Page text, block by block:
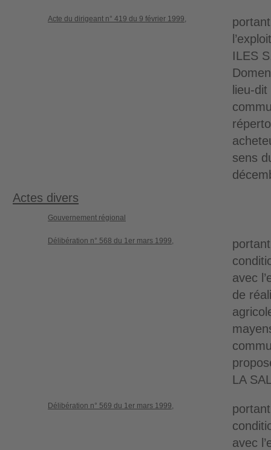
Acte du dirigeant n° 419 du 9 février 1999,
ILES
lieu-
sens
Actes divers
Gouvernement régional
Délibération n° 568 du 1er mars 1999,
avec
de
LA
Délibération n° 569 du 1er mars 1999,
avec